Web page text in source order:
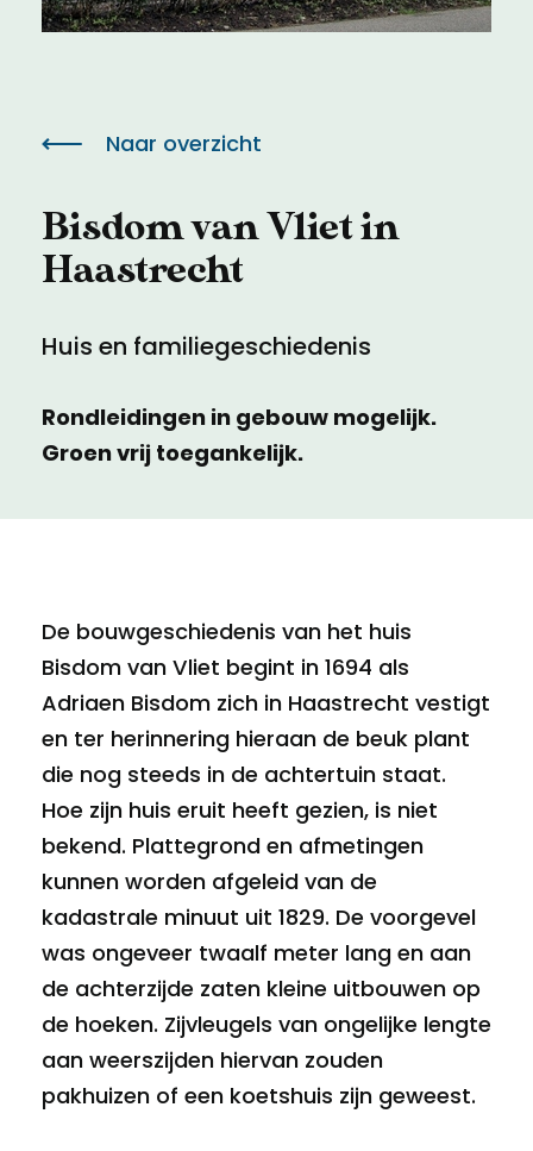
Bisdom van Vliet in
Haastrecht
Huis en familiegeschiedenis
Rondleidingen in gebouw mogelijk.
Groen vrij toegankelijk.
Naar overzicht
De bouwgeschiedenis van het huis
Bisdom van Vliet begint in 1694 als
Adriaen Bisdom zich in Haastrecht vestigt
en ter herinnering hieraan de beuk plant
die nog steeds in de achtertuin staat.
Hoe zijn huis eruit heeft gezien, is niet
bekend. Plattegrond en afmetingen
kunnen worden afgeleid van de
kadastrale minuut uit 1829. De voorgevel
was ongeveer twaalf meter lang en aan
de achterzijde zaten kleine uitbouwen op
de hoeken. Zijvleugels van ongelijke lengte
aan weerszijden hiervan zouden
pakhuizen of een koetshuis zijn geweest.